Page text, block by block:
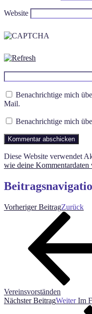
Website
Benachrichtige mich
Mail.
Benachrichtige mich
Diese Website verwendet
wie deine Kommentardaten
Vorheriger BeitragZurück
Vereinsvorständen
Nächster BeitragWeiter Im